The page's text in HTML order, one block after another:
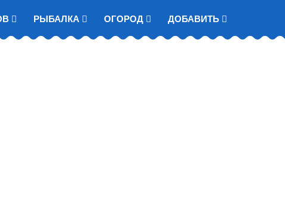
РЫБАЛКА ОГОРОД ДОБАВИТЬ